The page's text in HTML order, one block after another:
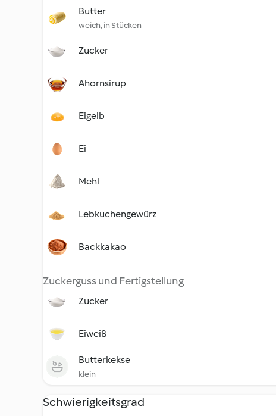
Butter
weich, in Stücken
Zucker
Ahornsirup
Eigelb
Ei
Mehl
Lebkuchengewürz
Backkakao
Zuckerguss und Fertigstellung
Zucker
Eiweiß
Butterkekse
klein
Schwierigkeitsgrad